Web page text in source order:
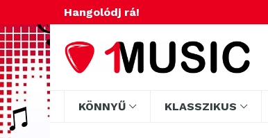
Hangolódj rá!
KÖNNYŰ KLASSZIKUS